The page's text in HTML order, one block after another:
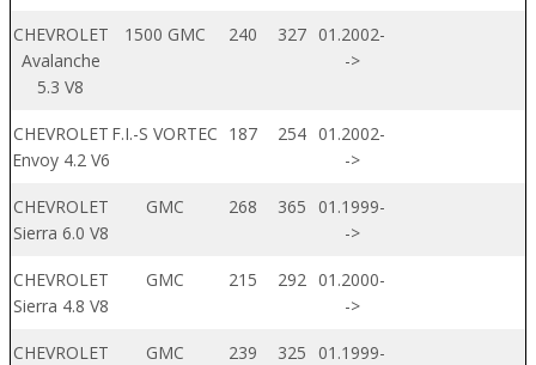
CHEVROLET
Avalanche
5.3 V8
1500 GMC 240 327 01.2002-
->
CHEVROLET
Envoy 4.2 V6
F.I.-S VORTEC 187 254 01.2002-
->
CHEVROLET
Sierra 6.0 V8
GMC 268 365
01.1999-
->
CHEVROLET
Sierra 4.8 V8
GMC 215 292 01.2000-
->
CHEVROLET
GMC 239 325
01.1999-